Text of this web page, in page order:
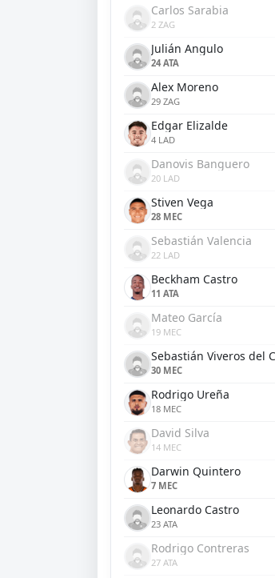
Carlos Sarabia
2 ZAG
Julián Angulo
24 ATA
Alex Moreno
29 ZAG
Edgar Elizalde
4 LAD
Danovis Banguero
20 LAD
Stiven Vega
28 MEC
Sebastián Valencia
22 LAD
Beckham Castro
11 ATA
Mateo García
19 MEC
Sebastián Viveros del
30 MEC
Rodrigo Ureña
18 MEC
David Silva
14 MEC
Darwin Quintero
7 MEC
Leonardo Castro
23 ATA
Rodrigo Contreras
27 ATA